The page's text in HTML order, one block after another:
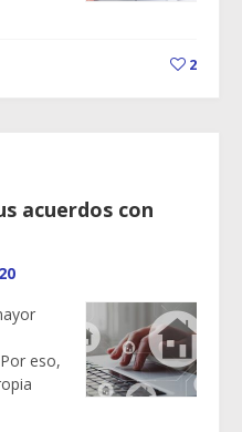
2
acuerdos con
eso,